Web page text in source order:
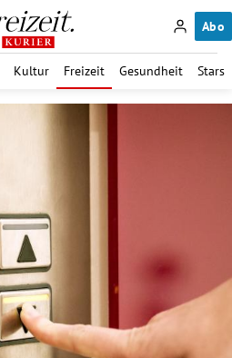
Abo
Kultur Freizeit Gesundheit Stars